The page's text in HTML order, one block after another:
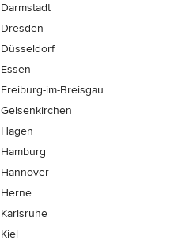
Darmstadt
Dresden
Düsseldorf
Essen
Freiburg-im-Breisgau
Gelsenkirchen
Hagen
Hamburg
Hannover
Herne
Karlsruhe
Kiel